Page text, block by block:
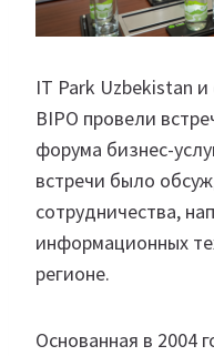
IT Park Uzbekistan и
BIPO провели
форума бизнес-
встречи было
сотрудничества,
информационных
регионе.
Основанная в 2004